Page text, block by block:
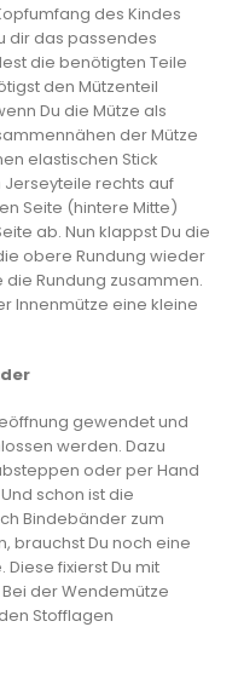
des Kindes
dir das passendes
die benötigten Teile
den Mützenteil
Du die Mütze als
der Mütze
elastischen Stick
Jerseyteile rechts auf
Seite (hintere Mitte)
ab. Nun klappst Du die
obere Rundung wieder
Rundung zusammen.
Innenmütze eine kleine
gewendet und
werden. Dazu
oder per Hand
schon ist die
Bindebänder zum
brauchst Du noch eine
fixierst Du mit
der Wendemütze
Stofflagen